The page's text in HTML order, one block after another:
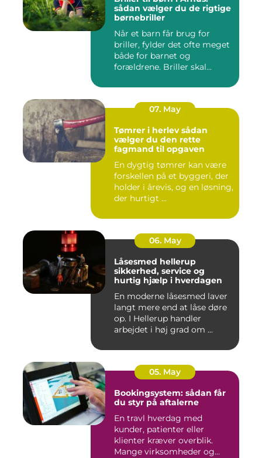
sådan vælger du de rigtige
børnebriller
Når et barn får brug for
briller, fylder det ofte meget
både for barnet og
forældrene. Briller skal...
07. May
Tømrer i herlev sådan
vælger du den rette
fagmand til opgaven
En dygtig tømrer kan være
forskellen på et byggeri, der
holder i årevis, og en løsning,
der hurtigt ...
06. May
Låsesmed hellerup
sikkerhed, service og
hurtig hjælp i hverdagen
En moderne låsesmed laver
langt mere end at låse døre
op. I Hellerup handler
arbejdet i høj grad om ...
05. May
Bookingsystem: sådan får
du styr på aftalerne
En travl hverdag med
kunder, patienter eller
klienter kræver overblik.
Mange virksomheder og